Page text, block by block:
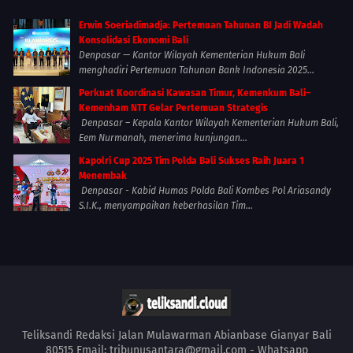
Erwin Soeriadimadja: Pertemuan Tahunan BI Jadi Wadah
Konsolidasi Ekonomi Bali
Denpasar — Kantor Wilayah Kementerian Hukum Bali
menghadiri Pertemuan Tahunan Bank Indonesia 2025...
Perkuat Koordinasi Kawasan Timur, Kemenkum Bali–
Kemenham NTT Gelar Pertemuan Strategis
Denpasar – Kepala Kantor Wilayah Kementerian Hukum Bali,
Eem Nurmanah, menerima kunjungan...
Kapolri Cup 2025 Tim Polda Bali Sukses Raih Juara 1
Menembak
Denpasar - Kabid Humas Polda Bali Kombes Pol Ariasandy
S.I.K., menyampaikan keberhasilan Tim...
Teliksandi Redaksi Jalan Mulawarman Abianbase Gianyar Bali